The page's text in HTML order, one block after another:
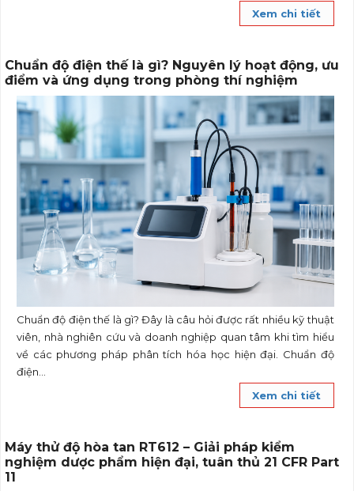
Xem chi tiết
Chuẩn độ điện thế là gì? Nguyên lý hoạt động, ưu
điểm và ứng dụng trong phòng thí nghiệm
Chuẩn độ điện thế là gì? Đây là câu hỏi được rất nhiều kỹ thuật
viên, nhà nghiên cứu và doanh nghiệp quan tâm khi tìm hiểu
về các phương pháp phân tích hóa học hiện đại. Chuẩn độ
điện...
Xem chi tiết
Máy thử độ hòa tan RT612 – Giải pháp kiểm
nghiệm dược phẩm hiện đại, tuân thủ 21 CFR Part
11